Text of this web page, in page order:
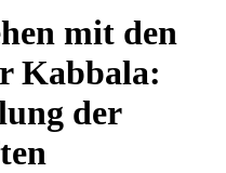
mit den
Kabbala:
der